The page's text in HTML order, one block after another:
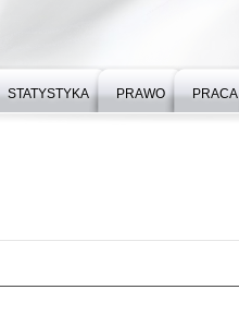
STATYSTYKA PRAWO PRACA